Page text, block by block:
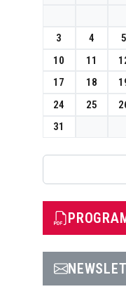
3
4 5
10
11
17
18
24
25
31